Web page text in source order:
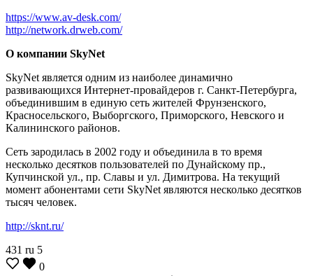
https://www.av-desk.com/
http://network.drweb.com/
О компании SkyNet
SkyNet является одним из наиболее динамично
развивающихся Интернет-провайдеров г. Санкт-Петербурга,
объединившим в единую сеть жителей Фрунзенского,
Красносельского, Выборгского, Приморского, Невского и
Калининского районов.
Сеть зародилась в 2002 году и объединила в то время
несколько десятков пользователей по Дунайскому пр.,
Купчинской ул., пр. Славы и ул. Димитрова. На текущий
момент абонентами сети SkyNet являются несколько десятков
тысяч человек.
http://sknt.ru/
431 ru 5
0